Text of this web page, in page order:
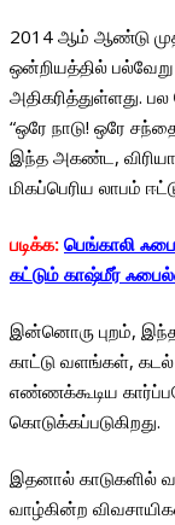
2014 ஆம் ஆண்டு
ஒன்றியத்தில்
அதிகரித்துள்ளது.
“ஒரே நாடு! ஒரே
இந்த அகண்ட,
மிகப்பெரிய லாபம்
படிக்க: பெங்காலி
கட்டும் காஷ்மீர்
இன்னொரு புறம்,
காட்டு வளங்கள்,
எண்ணக்கூடிய
கொடுக்கப்படுகிறது.
இதனால் காடுகளில்
வாழ்கின்ற